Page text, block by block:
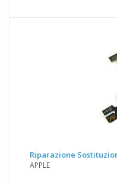
Riparazione
APPLE